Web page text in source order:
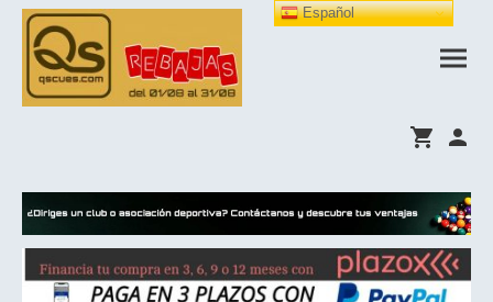
Español